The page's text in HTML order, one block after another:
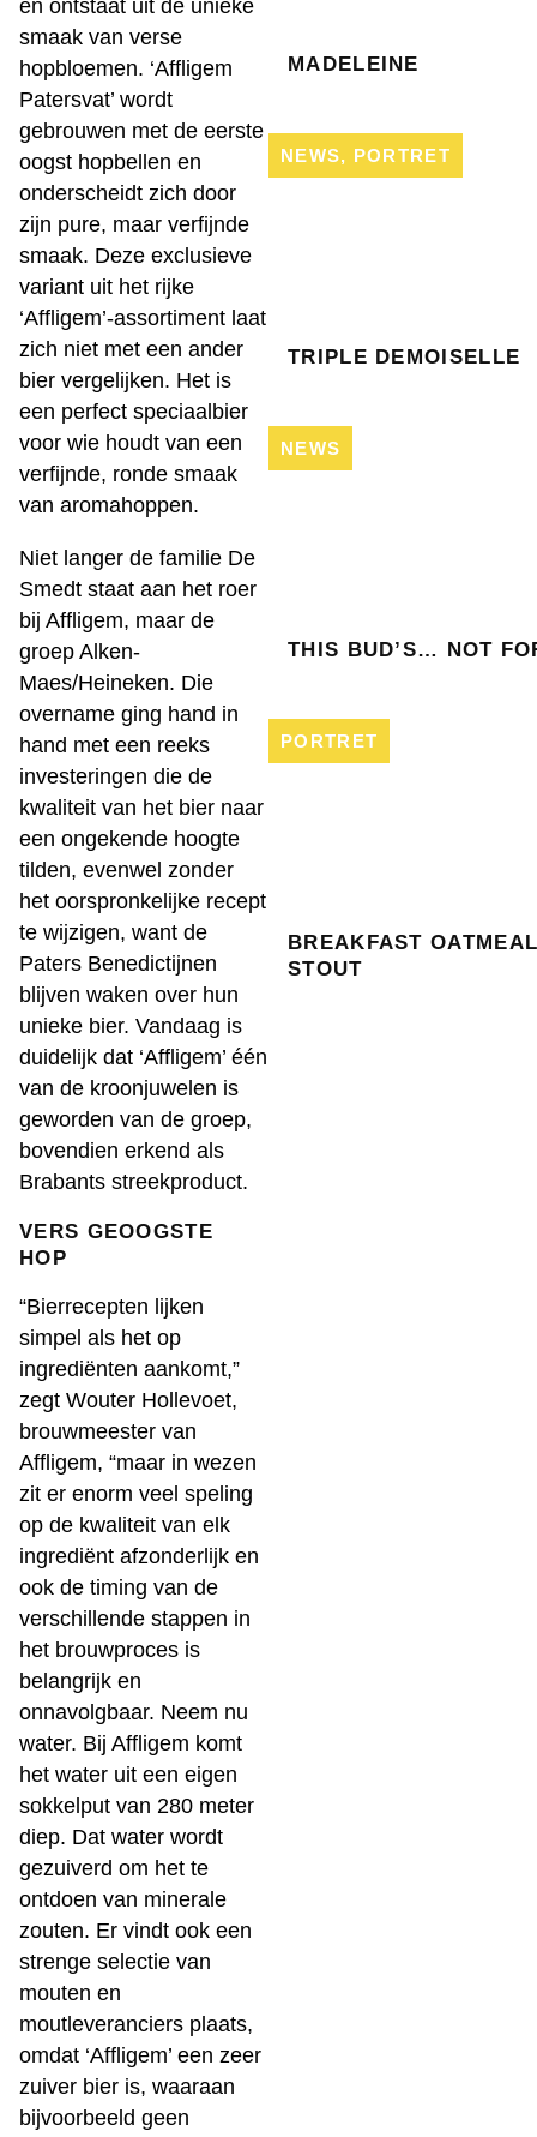
en ontstaat uit de unieke
smaak van verse
hopbloemen. ‘Affligem
Patersvat’ wordt
gebrouwen met de eerste
oogst hopbellen en
onderscheidt zich door
zijn pure, maar verfijnde
smaak. Deze exclusieve
variant uit het rijke
‘Affligem’-assortiment laat
zich niet met een ander
bier vergelijken. Het is
een perfect speciaalbier
voor wie houdt van een
verfijnde, ronde smaak
van aromahoppen.
Niet langer de familie De
Smedt staat aan het roer
bij Affligem, maar de
groep Alken-
Maes/Heineken. Die
overname ging hand in
hand met een reeks
investeringen die de
kwaliteit van het bier naar
een ongekende hoogte
tilden, evenwel zonder
het oorspronkelijke recept
te wijzigen, want de
Paters Benedictijnen
blijven waken over hun
unieke bier. Vandaag is
duidelijk dat ‘Affligem’ één
van de kroonjuwelen is
geworden van de groep,
bovendien erkend als
Brabants streekproduct.
VERS GEOOGSTE
HOP
“Bierrecepten lijken
simpel als het op
ingrediënten aankomt,”
zegt Wouter Hollevoet,
brouwmeester van
Affligem, “maar in wezen
zit er enorm veel speling
op de kwaliteit van elk
ingrediënt afzonderlijk en
ook de timing van de
verschillende stappen in
het brouwproces is
belangrijk en
onnavolgbaar. Neem nu
water. Bij Affligem komt
het water uit een eigen
sokkelput van 280 meter
diep. Dat water wordt
gezuiverd om het te
ontdoen van minerale
zouten. Er vindt ook een
strenge selectie van
mouten en
moutleveranciers plaats,
omdat ‘Affligem’ een zeer
zuiver bier is, waaraan
bijvoorbeeld geen
MADELEINE
NEWS, PORTRET
TRIPLE DEMOISELLE
NEWS
THIS BUD’S… NOT
PORTRET
BREAKFAST
STOUT